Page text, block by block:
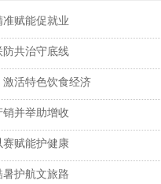
赋能促就业
防共治守底线
活特色饮食经济
并举助增收
赋能护健康
护航文旅路